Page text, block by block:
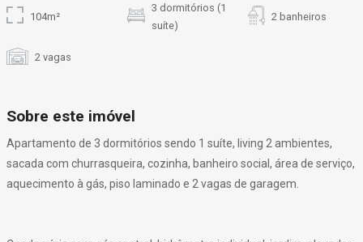
104m²
3 dormitórios (1
suíte)
2 banheiros
2 vagas
Sobre este imóvel
Apartamento de 3 dormitórios sendo 1 suíte, living 2 ambientes,
sacada com churrasqueira, cozinha, banheiro social, área de serviço,
aquecimento à gás, piso laminado e 2 vagas de garagem.